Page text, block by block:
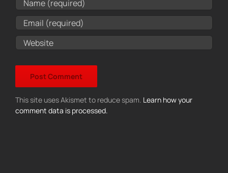
This site uses Akismet to reduce spam. Learn how your
comment data is processed.